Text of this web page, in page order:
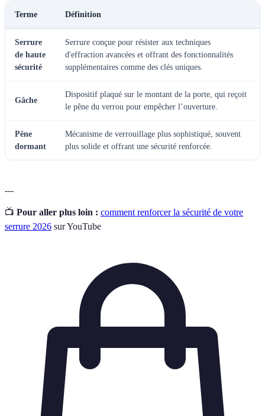
Terme Définition
Serrure
de haute
sécurité
Serrure conçue pour résister aux techniques
d'effraction avancées et offrant des fonctionnalités
supplémentaires comme des clés uniques.
Gâche
Dispositif plaqué sur le montant de la porte, qui reçoit
le pêne du verrou pour empêcher l’ouverture.
Pêne
dormant
Mécanisme de verrouillage plus sophistiqué, souvent
plus solide et offrant une sécurité renforcée.
---
📺 Pour aller plus loin : comment renforcer la sécurité de votre
serrure 2026 sur YouTube